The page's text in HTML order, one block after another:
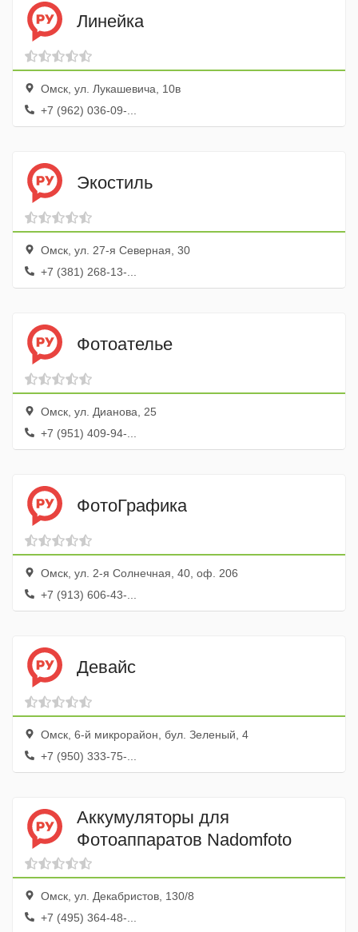
Линейка
Омск, ул. Лукашевича, 10в
+7 (962) 036-09-...
Экостиль
Омск, ул. 27-я Северная, 30
+7 (381) 268-13-...
Фотоателье
Омск, ул. Дианова, 25
+7 (951) 409-94-...
ФотоГрафика
Омск, ул. 2-я Солнечная, 40, оф. 206
+7 (913) 606-43-...
Девайс
Омск, 6-й микрорайон, бул. Зеленый, 4
+7 (950) 333-75-...
Аккумуляторы для
Фотоаппаратов Nadomfoto
Омск, ул. Декабристов, 130/8
+7 (495) 364-48-...